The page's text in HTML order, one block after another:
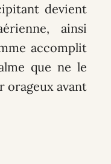
devient
ainsi
accomplit
que ne le
orageux avant